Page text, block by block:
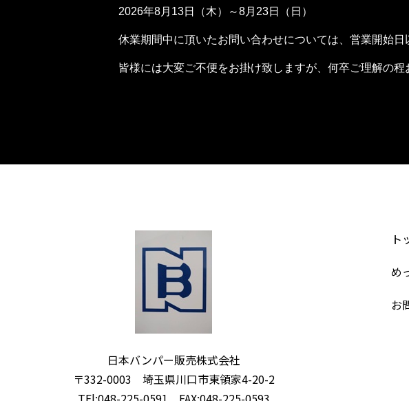
2026年8月13日（木）～8月23日（日）
休業期間中に頂いたお問い合わせについては、営業開始日
皆様には大変ご不便をお掛け致しますが、何卒ご理解の程
ト
め
お
日本バンパー販売株式会社
〒332-0003 埼玉県川口市東領家4-20-2